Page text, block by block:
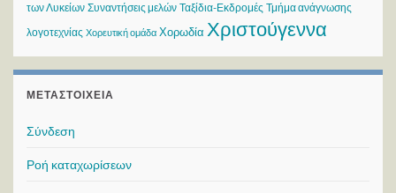
των Λυκείων Συναντήσεις μελών Ταξίδια-Εκδρομές Τμήμα ανάγνωσης
λογοτεχνίας Χορευτική ομάδα Χορωδία Χριστούγεννα
ΜΕΤΑΣΤΟΙΧΕΊΑ
Σύνδεση
Ροή καταχωρίσεων